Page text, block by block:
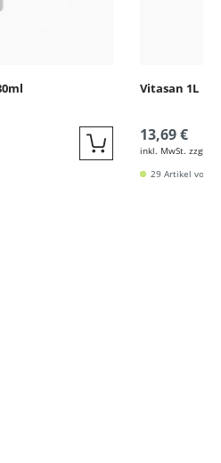
Quickbuy
Vitasan 1L
13,69 €
inkl. MwSt. zzgl.
29 Artikel